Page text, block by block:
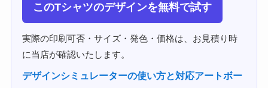
このTシャツのデザインを無料で試す
実際の印刷可否・サイズ・発色・価格は、お見積り時
に当店が確認いたします。
デザインシミュレーターの使い方と対応アートボー